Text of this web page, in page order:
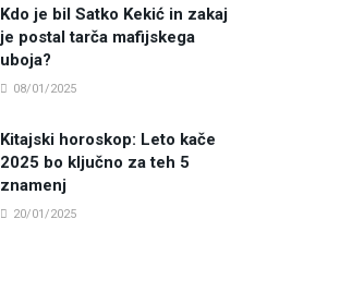
Kdo je bil Satko Kekić in zakaj
je postal tarča mafijskega
uboja?
08/01/2025
Kitajski horoskop: Leto kače
2025 bo ključno za teh 5
znamenj
20/01/2025